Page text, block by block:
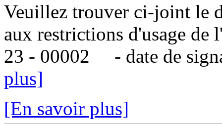
Veuillez trouver ci-joint le
aux restrictions d'usage
23 - 00002 - date de
plus]
[En savoir plus]